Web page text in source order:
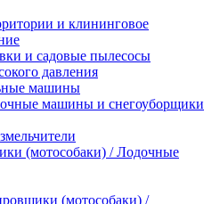
и клининговое
и садовые пылесосы
давления
машины
машины и снегоуборщики
(мотособаки) / Лодочные
(мотособаки) /